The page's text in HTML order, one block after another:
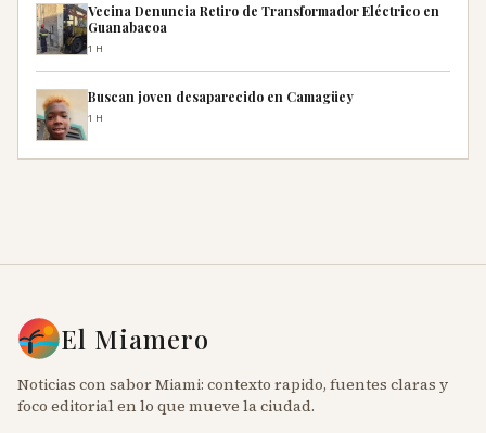
Vecina Denuncia Retiro de Transformador Eléctrico en
Guanabacoa
1H
Buscan joven desaparecido en Camagüey
1H
El Miamero
Noticias con sabor Miami: contexto rapido, fuentes claras y
foco editorial en lo que mueve la ciudad.